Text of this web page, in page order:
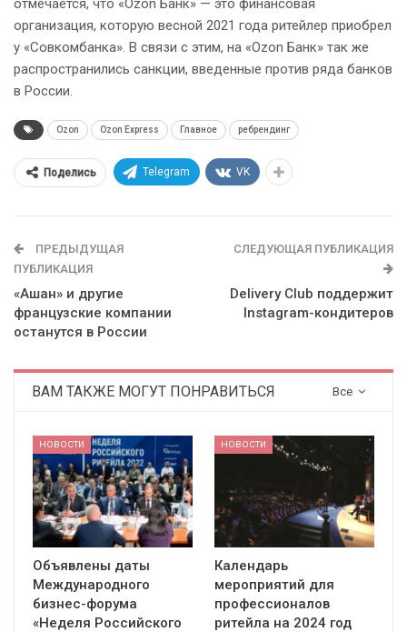
организация, которую весной 2021 года ритейлер приобрел
у «Совкомбанка». В связи с этим, на «Ozon Банк» так же
распространились санкции, введенные против ряда банков
в России.
Ozon Ozon Express Главное ребрендинг
Поделись Telegram VK
ПРЕДЫДУЩАЯ
ПУБЛИКАЦИЯ
«Ашан» и другие
французские компании
останутся в России
СЛЕДУЮЩАЯ ПУБЛИКАЦИЯ
Delivery Club поддержит
Instagram-кондитеров
Все
ВАМ ТАКЖЕ МОГУТ ПОНРАВИТЬСЯ
НОВОСТИ
Объявлены даты
Международного
бизнес-форума
«Неделя Российского
НОВОСТИ
Календарь
мероприятий для
профессионалов
ритейла на 2024 год